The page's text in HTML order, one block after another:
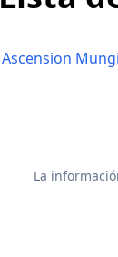
Ascension
La